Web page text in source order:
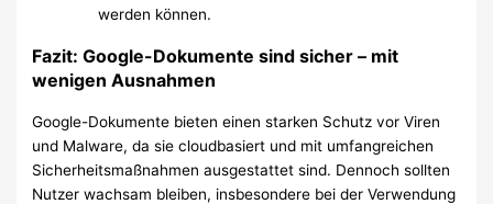
werden können.
Fazit: Google-Dokumente sind sicher – mit
wenigen Ausnahmen
Google-Dokumente bieten einen starken Schutz vor Viren
und Malware, da sie cloudbasiert und mit umfangreichen
Sicherheitsmaßnahmen ausgestattet sind. Dennoch sollten
Nutzer wachsam bleiben, insbesondere bei der Verwendung